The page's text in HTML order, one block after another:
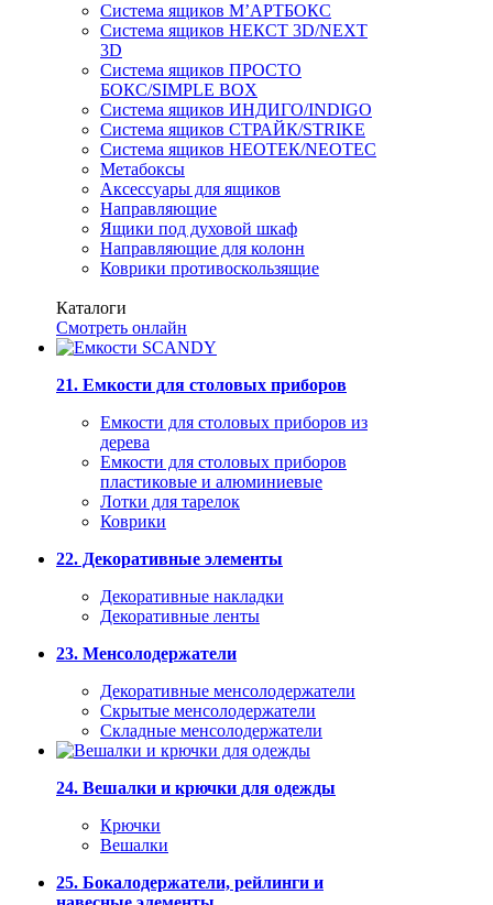
Система ящиков М’АРТБОКС
Система ящиков НЕКСТ 3D/NEXT
3D
Система ящиков ПРОСТО
БОКС/SIMPLE BOX
Система ящиков ИНДИГО/INDIGO
Система ящиков СТРАЙК/STRIKE
Система ящиков НЕОТЕК/NEOTEC
Метабоксы
Аксессуары для ящиков
Направляющие
Ящики под духовой шкаф
Направляющие для колонн
Коврики противоскользящие
Каталоги
Смотреть онлайн
21. Емкости для столовых приборов
Емкости для столовых приборов из
дерева
Емкости для столовых приборов
пластиковые и алюминиевые
Лотки для тарелок
Коврики
22. Декоративные элементы
Декоративные накладки
Декоративные ленты
23. Менсолодержатели
Декоративные менсолодержатели
Скрытые менсолодержатели
Складные менсолодержатели
24. Вешалки и крючки для одежды
Крючки
Вешалки
25. Бокалодержатели, рейлинги и